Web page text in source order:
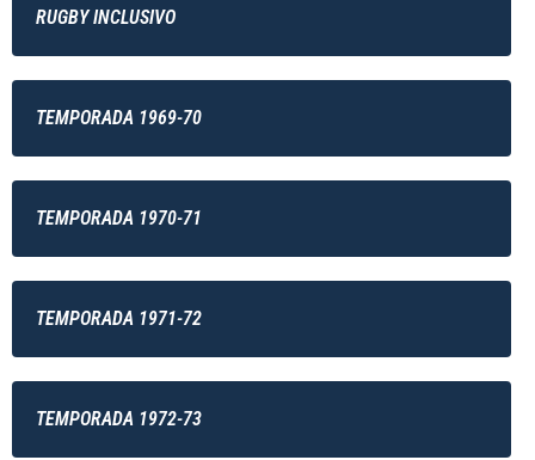
RUGBY INCLUSIVO
TEMPORADA 1969-70
TEMPORADA 1970-71
TEMPORADA 1971-72
TEMPORADA 1972-73